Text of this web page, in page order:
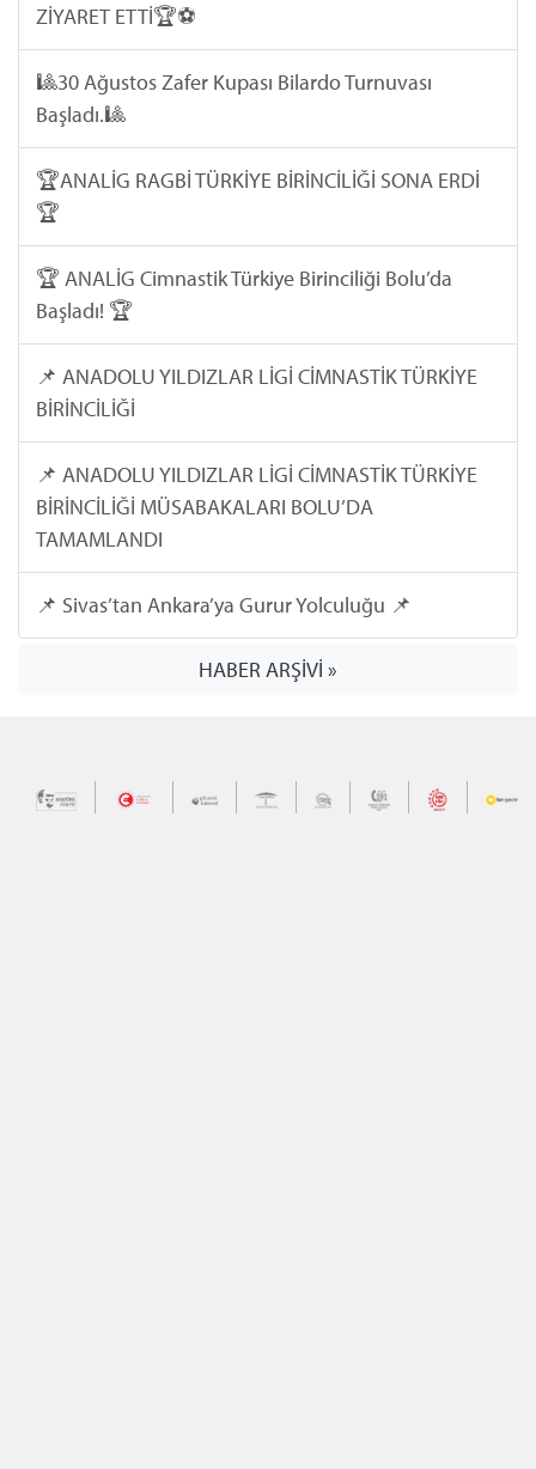
ZİYARET ETTİ🏆⚽️
🎱30 Ağustos Zafer Kupası Bilardo Turnuvası
Başladı.🎱
🏆ANALİG RAGBİ TÜRKİYE BİRİNCİLİĞİ SONA ERDİ
🏆
🏆 ANALİG Cimnastik Türkiye Birinciliği Bolu’da
Başladı! 🏆
📌 ANADOLU YILDIZLAR LİGİ CİMNASTİK TÜRKİYE
BİRİNCİLİĞİ
📌 ANADOLU YILDIZLAR LİGİ CİMNASTİK TÜRKİYE
BİRİNCİLİĞİ MÜSABAKALARI BOLU’DA
TAMAMLANDI
📌 Sivas’tan Ankara’ya Gurur Yolculuğu 📌
HABER ARŞİVİ »